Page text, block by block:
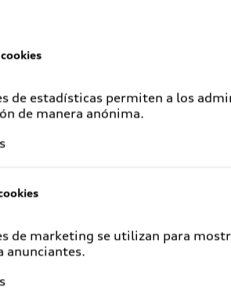
Audi
de estadísticas permiten a los
de manera anónima.
de marketing se utilizan para
anunciantes.